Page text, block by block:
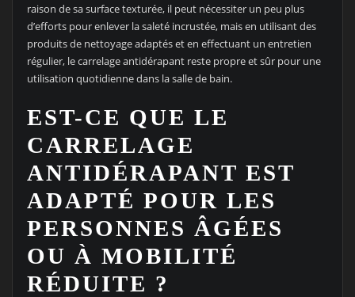
raison de sa surface texturée, il peut nécessiter un peu plus
d’efforts pour enlever la saleté incrustée, mais en utilisant des
produits de nettoyage adaptés et en effectuant un entretien
régulier, le carrelage antidérapant reste propre et sûr pour une
utilisation quotidienne dans la salle de bain.
EST-CE QUE LE
CARRELAGE
ANTIDÉRAPANT EST
ADAPTÉ POUR LES
PERSONNES ÂGÉES
OU À MOBILITÉ
RÉDUITE ?